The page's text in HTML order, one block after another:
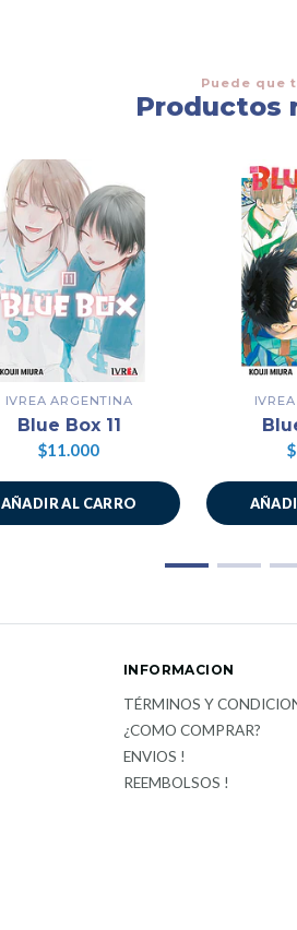
Puede que
Productos
IVREA ARGENTINA
Blue Box 11
$11.000
AÑADIR AL CARRO
INFORMACION
TÉRMINOS Y
¿COMO COMPRAR?
ENVIOS !
REEMBOLSOS !